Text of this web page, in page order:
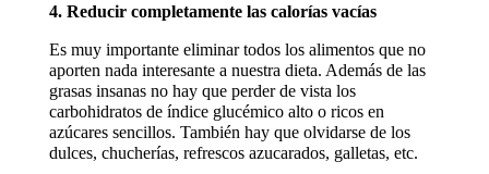
4. Reducir completamente las calorías vacías
Es muy importante eliminar todos los alimentos que no
aporten nada interesante a nuestra dieta. Además de las
grasas insanas no hay que perder de vista los
carbohidratos de índice glucémico alto o ricos en
azúcares sencillos. También hay que olvidarse de los
dulces, chucherías, refrescos azucarados, galletas, etc.